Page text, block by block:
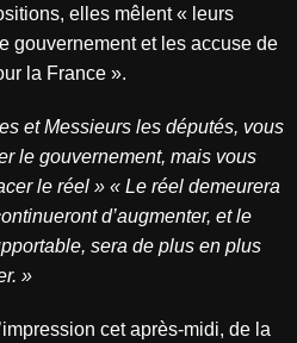
elles mêlent « leurs
gouvernement et les accuse de
la France ».
et Messieurs les députés, vous
le gouvernement, mais vous
le réel » « Le réel demeurera
d’augmenter, et le
sera de plus en plus
»
cet après-midi, de la